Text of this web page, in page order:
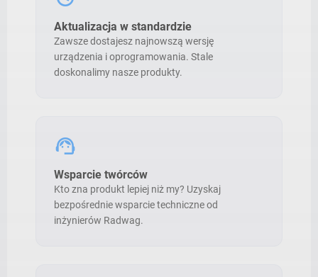
Aktualizacja w standardzie
Zawsze dostajesz najnowszą wersję
urządzenia i oprogramowania. Stale
doskonalimy nasze produkty.
support_agent
Wsparcie twórców
Kto zna produkt lepiej niż my? Uzyskaj
bezpośrednie wsparcie techniczne od
inżynierów Radwag.